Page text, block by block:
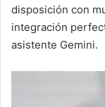
disposición con
integración
asistente Gemini.